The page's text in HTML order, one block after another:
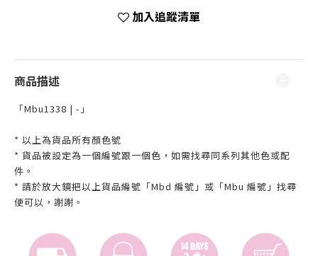
加入追蹤清單
商品描述
「Mbu1338 | -」
* 以上為貨品所有顏色號
* 貨品被設定為一個編號跟一個色，如需找尋同系列其他色或配
件。
* 請於放大鏡把以上貨品編號「Mbd 編號」或「Mbu 編號」找尋
便可以，謝謝。